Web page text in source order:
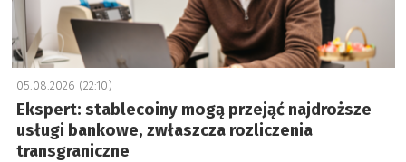
05.08.2026 (22:10)
Ekspert: stablecoiny mogą przejąć najdroższe
usługi bankowe, zwłaszcza rozliczenia
transgraniczne